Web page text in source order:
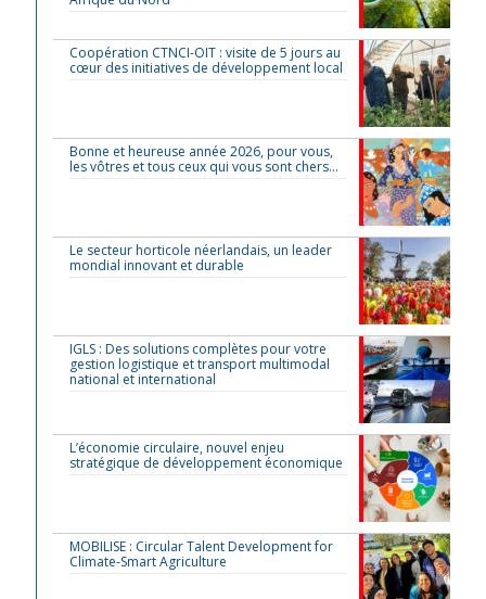
Coopération CTNCI-OIT : visite de 5 jours au
cœur des initiatives de développement local
Bonne et heureuse année 2026, pour vous,
les vôtres et tous ceux qui vous sont chers…
Le secteur horticole néerlandais, un leader
mondial innovant et durable
IGLS : Des solutions complètes pour votre
gestion logistique et transport multimodal
national et international
L’économie circulaire, nouvel enjeu
stratégique de développement économique
MOBILISE : Circular Talent Development for
Climate-Smart Agriculture